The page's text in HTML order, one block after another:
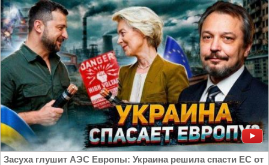
Засуха глушит АЭС Европы: Украина решила спасти ЕС от